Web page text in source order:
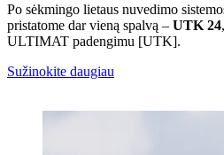
Po sėkmingo lietaus nuvedimo
pristatome dar vieną spalvą – UTK 24
ULTIMAT padengimu [UTK].
Sužinokite daugiau